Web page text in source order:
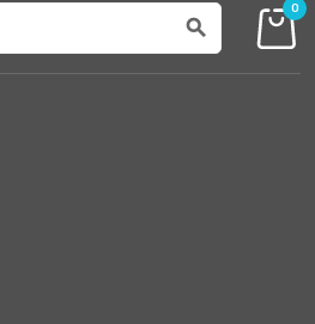
search
0